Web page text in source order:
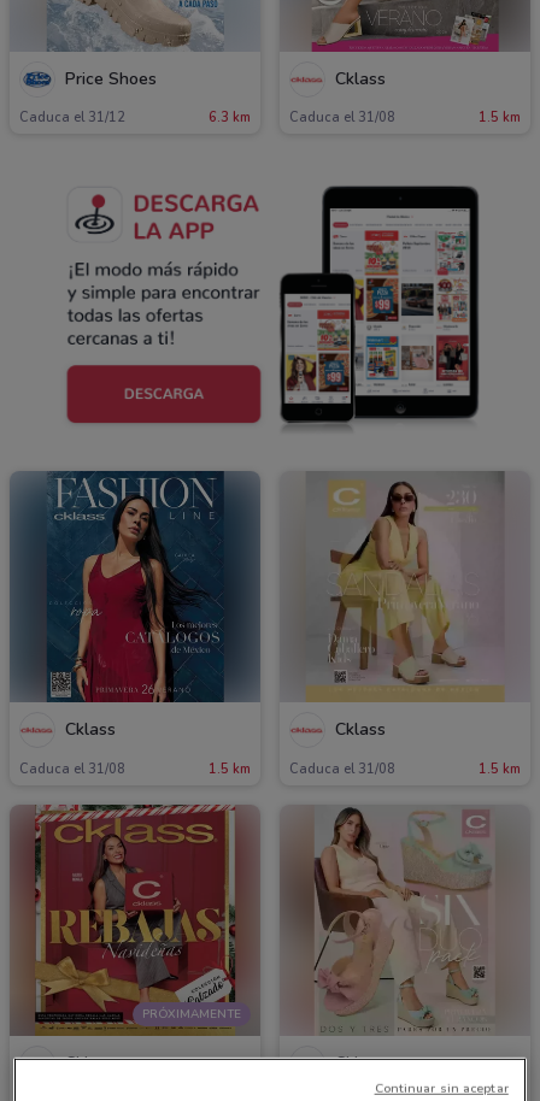
Price Shoes
Caduca el 31/12 6.3 km
Cklass
Caduca el 31/08 1.5 km
Cklass
Caduca el 31/08 1.5 km
Cklass
Caduca el 31/08 1.5 km
PRÓXIMAMENTE
Cklass Cklass
Continuar sin aceptar